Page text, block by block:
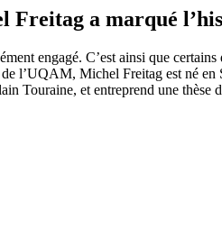
Freitag a marqué
engagé. C’est ainsi que
l’UQAM, Michel Freitag est né
Touraine, et entreprend une